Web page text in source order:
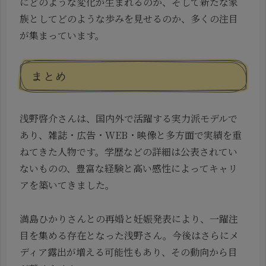
族としてどのような歩みを見せるのか、多くの注目
が集まっています。
まとめ
浅野啓介さんは、国内外で活躍する実力派モデルで
あり、雑誌・広告・WEB・映像と多方面で実績を重
ねてきた人物です。学歴などの詳細は公表されてい
ないものの、豊富な経験と高い感性によってキャリ
アを築いてきました。
満島ひかりさんとの再婚と妊娠発表により、一躍注
目を集める存在となった浅野さん。今後はさらにメ
ディア露出が増える可能性もあり、その動向から目